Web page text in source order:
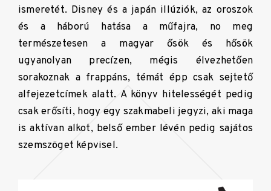
ismeretét. Disney és a japán illúziók, az oroszok
és a háború hatása a műfajra, no meg
természetesen a magyar ősök és hősök
ugyanolyan precízen, mégis élvezhetően
sorakoznak a frappáns, témát épp csak sejtető
alfejezetcímek alatt. A könyv hitelességét pedig
csak erősíti, hogy egy szakmabeli jegyzi, aki maga
is aktívan alkot, belső ember lévén pedig sajátos
szemszöget képvisel.